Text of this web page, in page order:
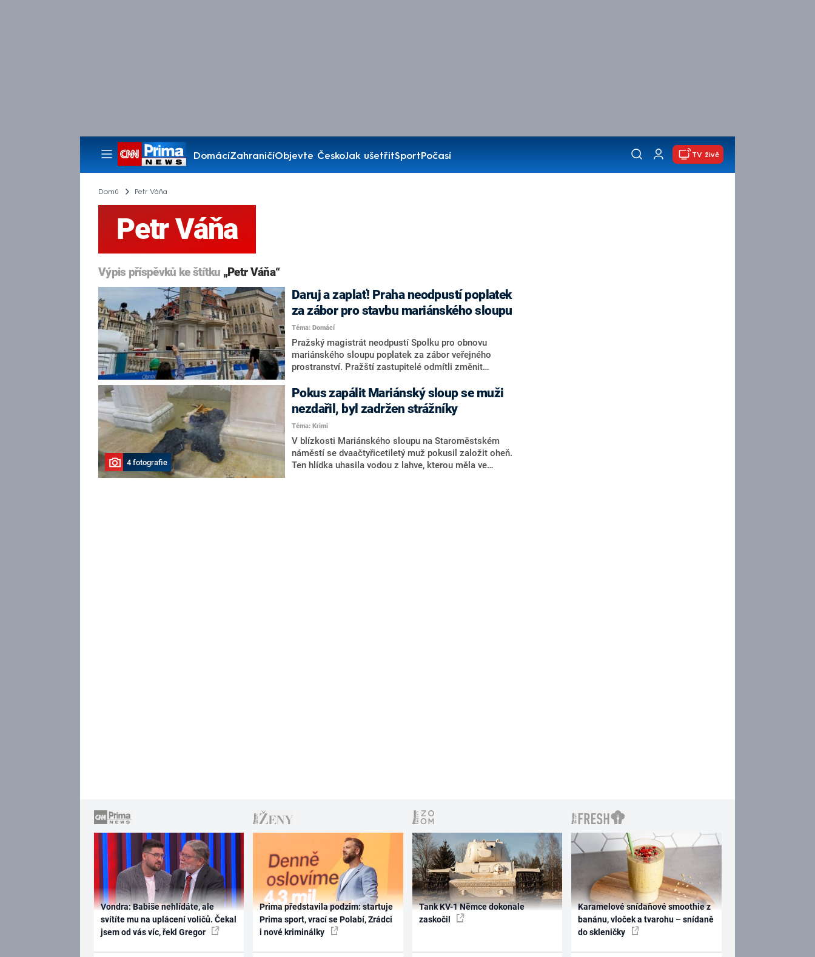
DomácíZahraničíObjevte ČeskoJak ušetřitSportPočasí
Pořady
TV živě
Domů Petr Váňa
Petr Váňa
Výpis příspěvků ke štítku „Petr Váňa“
Daruj a zaplať! Praha neodpustí poplatek
za zábor pro stavbu mariánského sloupu
Téma: Domácí
Pražský magistrát neodpustí Spolku pro obnovu
mariánského sloupu poplatek za zábor veřejného
prostranství. Pražští zastupitelé odmítli změnit
Technická správa komunikací (TSK) na smlouvu o
výpůjčce. Spolek má zaplatit více než jeden milion
korun. Stavba sloupu začala letos v polovině února a
dokončena byla na začátku června.
4 fotografie
Pokus zapálit Mariánský sloup se muži
nezdařil, byl zadržen strážníky
Téma: Krimi
V blízkosti Mariánského sloupu na Staroměstském
náměstí se dvaačtyřicetiletý muž pokusil založit oheň.
Ten hlídka uhasila vodou z lahve, kterou měla ve
Vondra: Babiše nehlídáte, ale
svítíte mu na uplácení voličů. Čekal
jsem od vás víc, řekl Gregor
Prima představila podzim: startuje
Prima sport, vrací se Polabí, Zrádci
i nové kriminálky
Tank KV-1 Němce dokonale
zaskočil
Karamelové snídaňové smoothie z
banánu, vloček a tvarohu – snídaně
do skleničky